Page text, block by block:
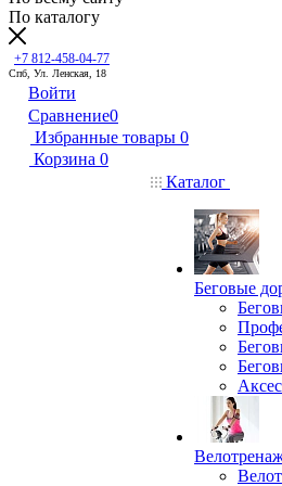
По каталогу
+7 812-458-04-77
Спб, Ул. Ленская, 18
Войти
Сравнение0
Избранные товары 0
Корзина 0
Каталог
Беговые